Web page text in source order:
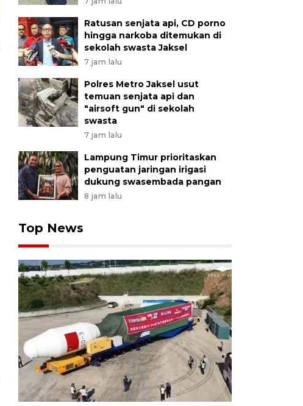
Ratusan senjata api, CD porno
hingga narkoba ditemukan di
sekolah swasta Jaksel
7 jam lalu
Polres Metro Jaksel usut
temuan senjata api dan
"airsoft gun" di sekolah
swasta
7 jam lalu
Lampung Timur prioritaskan
penguatan jaringan irigasi
dukung swasembada pangan
8 jam lalu
Top News